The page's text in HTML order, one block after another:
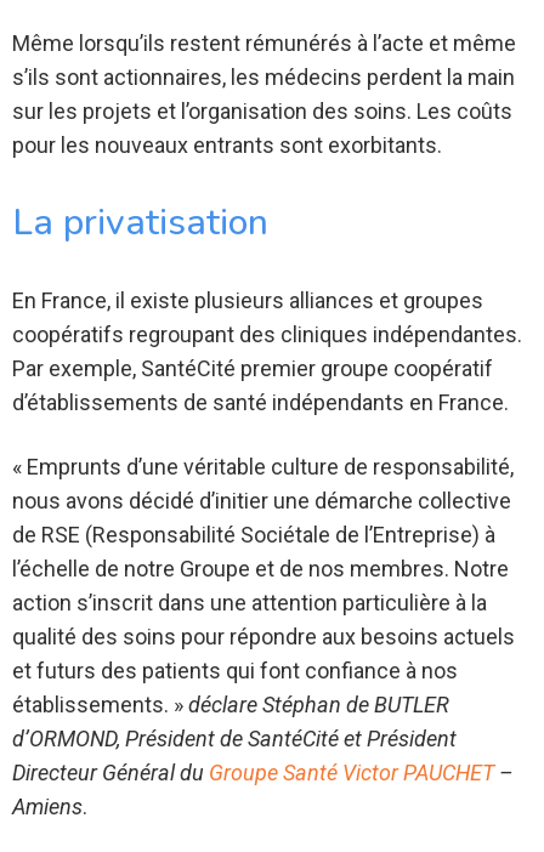
Même lorsqu’ils restent rémunérés à l’acte et même
s’ils sont actionnaires, les médecins perdent la main
sur les projets et l’organisation des soins. Les coûts
pour les nouveaux entrants sont exorbitants.
La privatisation
En France, il existe plusieurs alliances et groupes
coopératifs regroupant des cliniques indépendantes.
Par exemple, SantéCité premier groupe coopératif
d’établissements de santé indépendants en France.
« Emprunts d’une véritable culture de responsabilité,
nous avons décidé d’initier une démarche collective
de RSE (Responsabilité Sociétale de l’Entreprise) à
l’échelle de notre Groupe et de nos membres. Notre
action s’inscrit dans une attention particulière à la
qualité des soins pour répondre aux besoins actuels
et futurs des patients qui font confiance à nos
établissements. »déclare Stéphan de BUTLER
d’ORMOND, Président de SantéCité et Président
Directeur Général du Groupe Santé Victor PAUCHET–
Amiens.